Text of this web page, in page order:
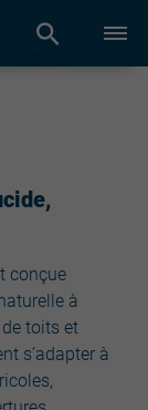
conçue
à
toits et
s’adapter à